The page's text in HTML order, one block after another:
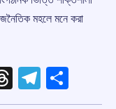
মহলে মনে করা
Threads